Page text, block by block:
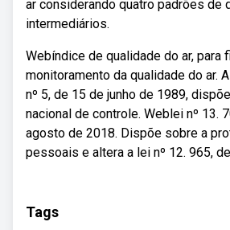
ar considerando quatro padrões de
intermediários.
Webíndice de qualidade do ar, para
monitoramento da qualidade do ar.
nº 5, de 15 de junho de 1989,
nacional de controle. Weblei nº 13.
agosto de 2018. Dispõe sobre a
pessoais e altera a lei nº 12. 965,
Tags